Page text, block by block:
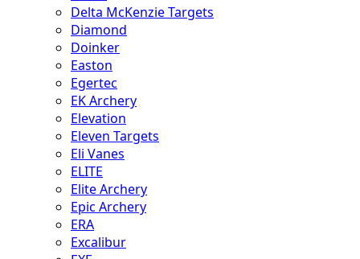
Delta McKenzie Targets
Diamond
Doinker
Easton
Egertec
EK Archery
Elevation
Eleven Targets
Eli Vanes
ELITE
Elite Archery
Epic Archery
ERA
Excalibur